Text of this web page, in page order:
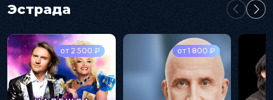
Эстрада
от 2 500 ₽ от 1 800 ₽